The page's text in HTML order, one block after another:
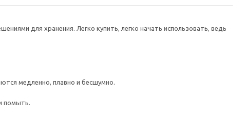
для хранения. Легко купить, легко начать использовать, ведь
медленно, плавно и бесшумно.
помыть.